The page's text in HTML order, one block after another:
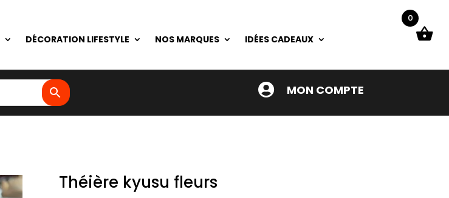
DÉCORATION LIFESTYLE NOS MARQUES IDÉES CADEAUX
 MON COMPTE
Théière kyusu fleurs
0